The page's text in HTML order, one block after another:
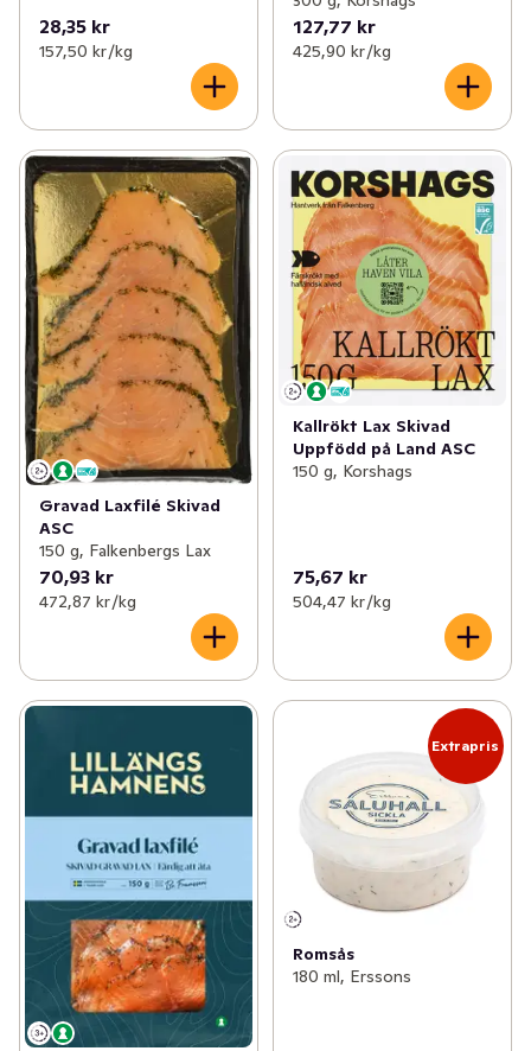
28,35 kr
157,50 kr /kg
127,77 kr
425,90 kr /kg
Gravad Laxfilé Skivad
ASC
150 g, Falkenbergs Lax
70,93 kr
472,87 kr /kg
Kallrökt Lax Skivad
Uppfödd på Land ASC
150 g, Korshags
75,67 kr
504,47 kr /kg
Extrapris
Romsås
180 ml, Erssons